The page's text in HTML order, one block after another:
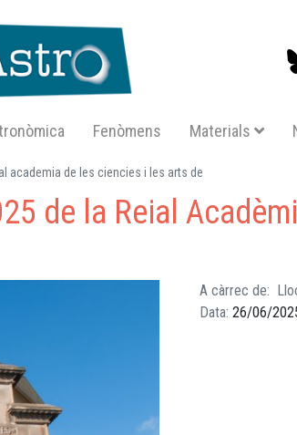
Vés
contingut
Fenòmens Materials
academia de les ciencies i les arts de
de la Reial
A càrrec de
Data 26/06/